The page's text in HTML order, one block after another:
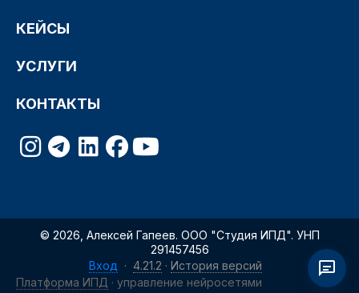
КЕЙСЫ
УСЛУГИ
КОНТАКТЫ
© 2026, Алексей Гапеев. ООО "Студия ИПД". УНП
291457456
Вход · 4.21.2 · История версий
Платформа ИПД · управление нейросетями